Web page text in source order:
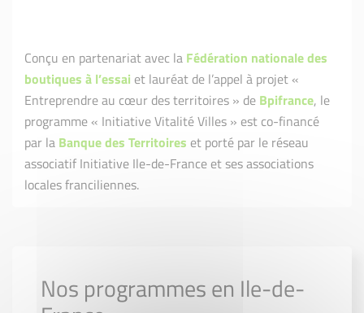
Conçu en partenariat avec la Fédération nationale des
boutiques à l’essai et lauréat de l’appel à projet «
Entreprendre au cœur des territoires » de Bpifrance, le
programme « Initiative Vitalité Villes » est co-financé
par la Banque des Territoires et porté par le réseau
associatif Initiative Ile-de-France et ses associations
locales franciliennes.
Nos programmes en Ile-de-